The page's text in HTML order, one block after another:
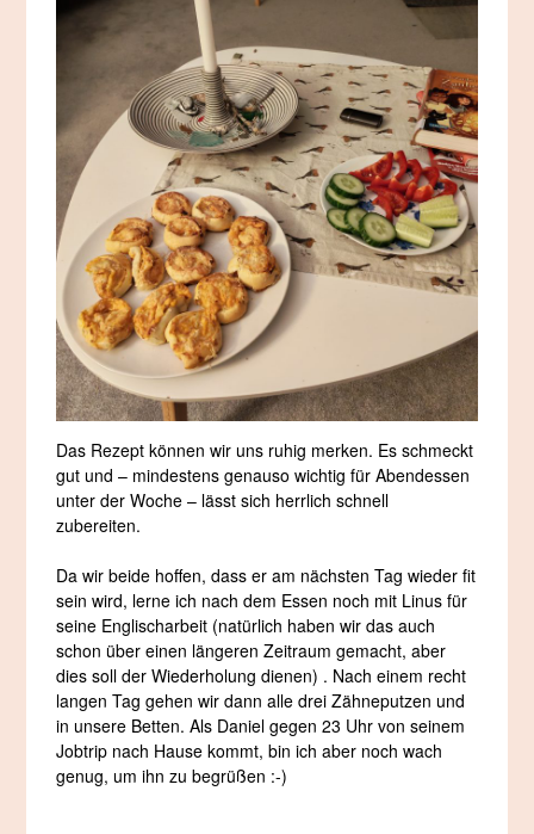
Das Rezept können wir uns ruhig merken. Es schmeckt
gut und – mindestens genauso wichtig für Abendessen
unter der Woche – lässt sich herrlich schnell
zubereiten.
Da wir beide hoffen, dass er am nächsten Tag wieder fit
sein wird, lerne ich nach dem Essen noch mit Linus für
seine Englischarbeit (natürlich haben wir das auch
schon über einen längeren Zeitraum gemacht, aber
dies soll der Wiederholung dienen) . Nach einem recht
langen Tag gehen wir dann alle drei Zähneputzen und
in unsere Betten. Als Daniel gegen 23 Uhr von seinem
Jobtrip nach Hause kommt, bin ich aber noch wach
genug, um ihn zu begrüßen :-)